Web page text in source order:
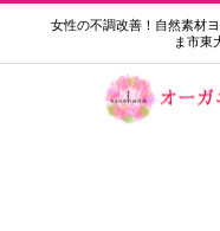
女性の不調改善！自然素材
ま市東